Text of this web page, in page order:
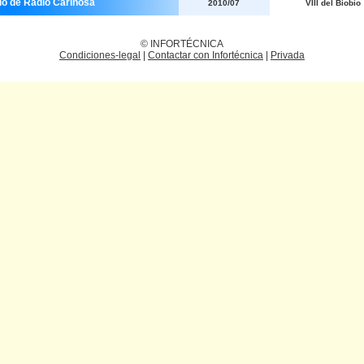
de Radio Cariñosa 2010/07 VIII del Biobío
© INFORTÉCNICA
Condiciones-legal
Contactar con Infortécnica Privada